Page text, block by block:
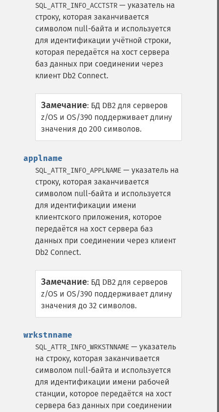
SQL_ATTR_INFO_ACCTSTR — указатель на
строку, которая заканчивается
символом null-байта и используется
для идентификации учётной строки,
которая передаётся на хост сервера
баз данных при соединении через
клиент Db2 Connect.
Замечание: БД DB2 для серверов
z/OS и OS/390 поддерживает длину
значения до 200 символов.
applname
SQL_ATTR_INFO_APPLNAME — указатель на
строку, которая заканчивается
символом null-байта и используется
для идентификации имени
клиентского приложения, которое
передаётся на хост сервера баз
данных при соединении через клиент
Db2 Connect.
Замечание: БД DB2 для серверов
z/OS и OS/390 поддерживает длину
значения до 32 символов.
wrkstnname
SQL_ATTR_INFO_WRKSTNNAME — указатель
на строку, которая заканчивается
символом null-байта и используется
для идентификации имени рабочей
станции, которое передаётся на хост
сервера баз данных при соединении